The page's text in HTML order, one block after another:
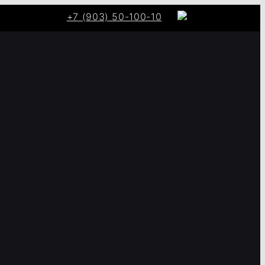
+7 (903) 50-100-10